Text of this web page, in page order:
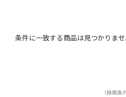
条件に一致する商品は見つかりま
（検索